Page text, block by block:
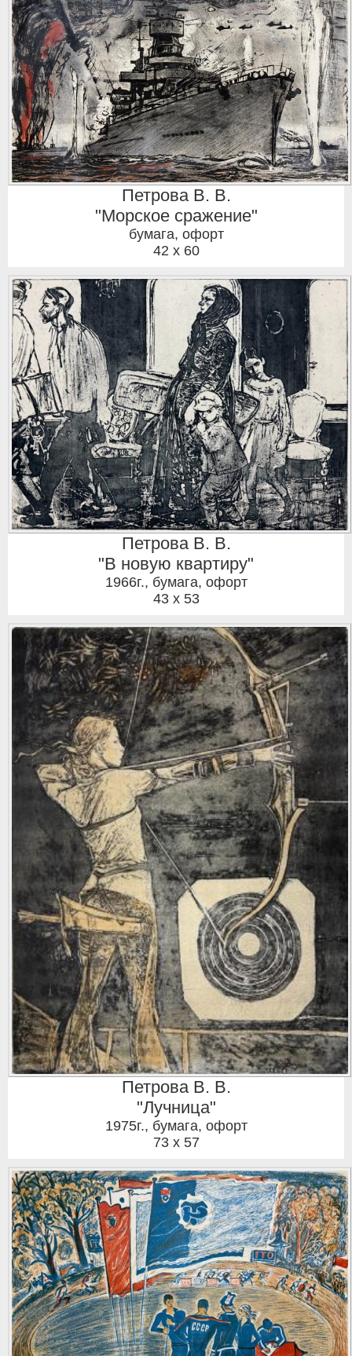
Петрова В. В.
"Морское сражение"
бумага, офорт
42 x 60
Петрова В. В.
"В новую квартиру"
1966г., бумага, офорт
43 x 53
Петрова В. В.
"Лучница"
1975г., бумага, офорт
73 x 57